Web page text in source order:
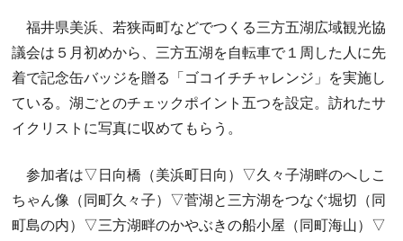
福井県美浜、若狭両町などでつくる三方五湖広域観光協
議会は５月初めから、三方五湖を自転車で１周した人に先
着で記念缶バッジを贈る「ゴコイチチャレンジ」を実施し
ている。湖ごとのチェックポイント五つを設定。訪れたサ
イクリストに写真に収めてもらう。
参加者は▽日向橋（美浜町日向）▽久々子湖畔のへしこ
ちゃん像（同町久々子）▽菅湖と三方湖をつなぐ堀切（同
町島の内）▽三方湖畔のかやぶきの船小屋（同町海山）▽